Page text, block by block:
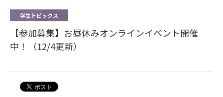
学生トピックス
【参加募集】お昼休みオンラインイベント開催
中！（12/4更新）